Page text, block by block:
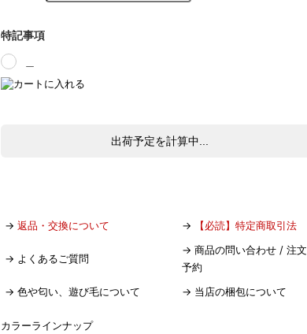
特記事項
出荷予定を計算中...
→ 返品・交換について → 【必読】特定商取引法
→ よくあるご質問
→ 商品の問い合わせ / 注文
予約
→ 色や匂い、遊び毛について → 当店の梱包について
カラーラインナップ